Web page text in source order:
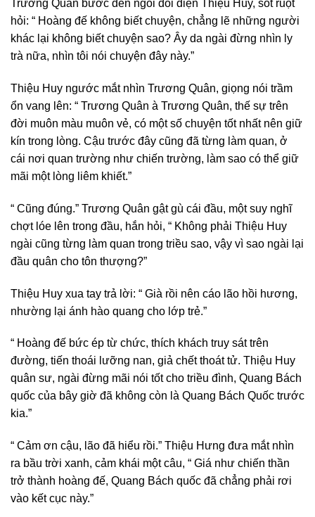
Trương Quân bước đến ngồi đối diện Thiệu Huy, sốt ruột
hỏi: “ Hoàng đế không biết chuyện, chẳng lẽ những người
khác lại không biết chuyện sao? Ây da ngài đừng nhìn ly
trà nữa, nhìn tôi nói chuyện đây này.”
Thiệu Huy ngước mắt nhìn Trương Quân, giọng nói trầm
ổn vang lên: “ Trương Quân à Trương Quân, thế sự trên
đời muôn màu muôn vẻ, có một số chuyện tốt nhất nên giữ
kín trong lòng. Cậu trước đây cũng đã từng làm quan, ở
cái nơi quan trường như chiến trường, làm sao có thể giữ
mãi một lòng liêm khiết.”
“ Cũng đúng.” Trương Quân gật gù cái đầu, một suy nghĩ
chợt lóe lên trong đầu, hắn hỏi, “ Không phải Thiệu Huy
ngài cũng từng làm quan trong triều sao, vậy vì sao ngài lại
đầu quân cho tôn thượng?”
Thiệu Huy xua tay trả lời: “ Già rồi nên cáo lão hồi hương,
nhường lại ánh hào quang cho lớp trẻ.”
“ Hoàng đế bức ép từ chức, thích khách truy sát trên
đường, tiến thoái lưỡng nan, giả chết thoát tử. Thiệu Huy
quân sư, ngài đừng mãi nói tốt cho triều đình, Quang Bách
quốc của bây giờ đã không còn là Quang Bách Quốc trước
kia.”
“ Cảm ơn cậu, lão đã hiểu rồi.” Thiệu Hưng đưa mắt nhìn
ra bầu trời xanh, cảm khái một câu, “ Giá như chiến thần
trở thành hoàng đế, Quang Bách quốc đã chẳng phải rơi
vào kết cục này.”